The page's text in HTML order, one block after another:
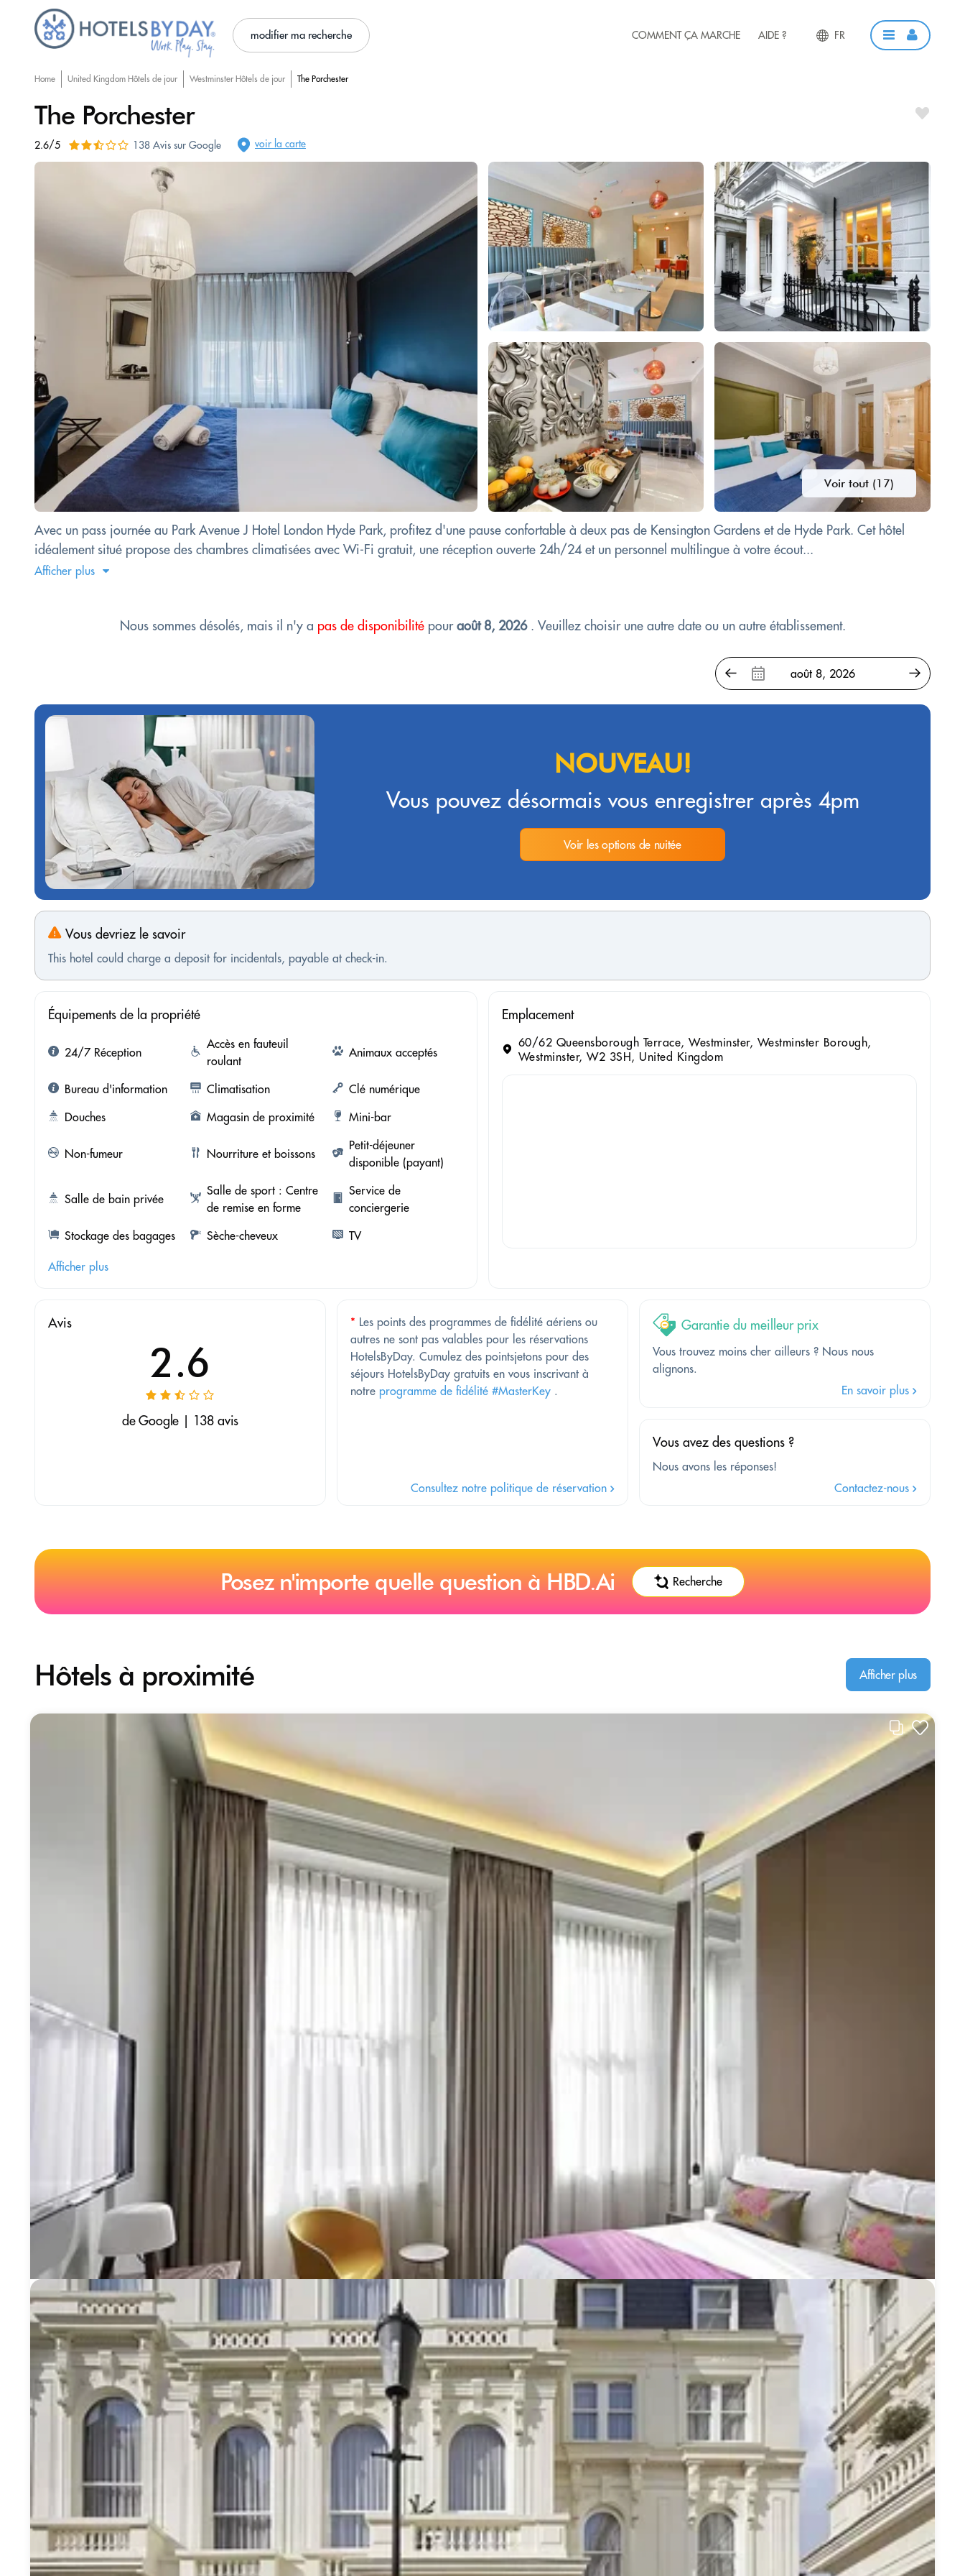
modifier ma recherche COMMENT ÇA MARCHE AIDE ? FR
Home United Kingdom Hôtels de jour Westminster Hôtels de jour The Porchester
The Porchester
2.6/5 138 Avis sur Google voir la carte
Voir tout (17)
Avec un pass journée au Park Avenue J Hotel London Hyde Park, profitez d'une pause confortable à deux pas de Kensington Gardens et de Hyde Park. Cet hôtel
idéalement situé propose des chambres climatisées avec Wi-Fi gratuit, une réception ouverte 24h/24 et un personnel multilingue à votre écout...
Afficher plus
Nous sommes désolés, mais il n'y a pas de disponibilitépouraoût 8, 2026. Veuillez choisir une autre date ou un autre établissement.
NOUVEAU!
Vous pouvez désormais vous enregistrer après 4pm
Voir les options de nuitée
Vous devriez le savoir
This hotel could charge a deposit for incidentals, payable at check-in.
Équipements de la propriété
24/7 Réception
Accès en fauteuil
roulant
Animaux acceptés
Bureau d'information Climatisation
Clé numérique
Douches
Magasin de proximité Mini-bar
Non-fumeur Nourriture et boissons
Petit-déjeuner
disponible (payant)
Salle de bain privée
Salle de sport : Centre
de remise en forme
Service de
conciergerie
Stockage des bagages
Sèche-cheveux TV
Afficher plus
Emplacement
60/62 Queensborough Terrace, Westminster, Westminster Borough,
Westminster, W2 3SH, United Kingdom
Avis
2.6
de Google | 138 avis
* Les points des programmes de fidélité aériens ou
autres ne sont pas valables pour les réservations
HotelsByDay. Cumulez des pointsjetons pour des
séjours HotelsByDay gratuits en vous inscrivant à
notre programme de fidélité #MasterKey .
Consultez notre politique de réservation
Garantie du meilleur prix
Vous trouvez moins cher ailleurs ? Nous nous
alignons.
En savoir plus
Vous avez des questions ?
Nous avons les réponses!
Contactez-nous
Posez n'importe quelle question à HBD.Ai Recherche
Hôtels à proximité Afficher plus